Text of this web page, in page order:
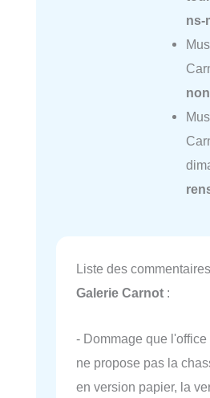
ns-
Liste des commentaires
Galerie Carnot :
- Dommage que l'office
ne propose pas la
en version papier, la